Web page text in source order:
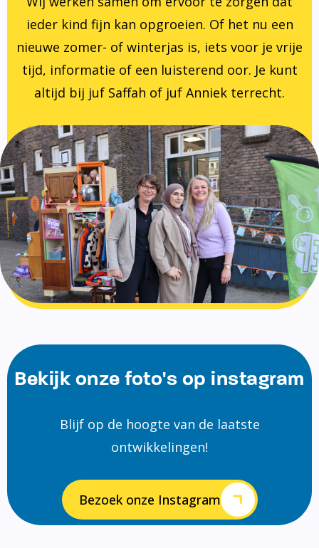
ieder kind fijn kan opgroeien. Of het nu een
nieuwe zomer- of winterjas is, iets voor je vrije
tijd, informatie of een luisterend oor. Je kunt
altijd bij juf Saffah of juf Anniek terrecht.
Bekijk onze foto's op instagram
Blijf op de hoogte van de laatste
ontwikkelingen!
Bezoek onze Instagram